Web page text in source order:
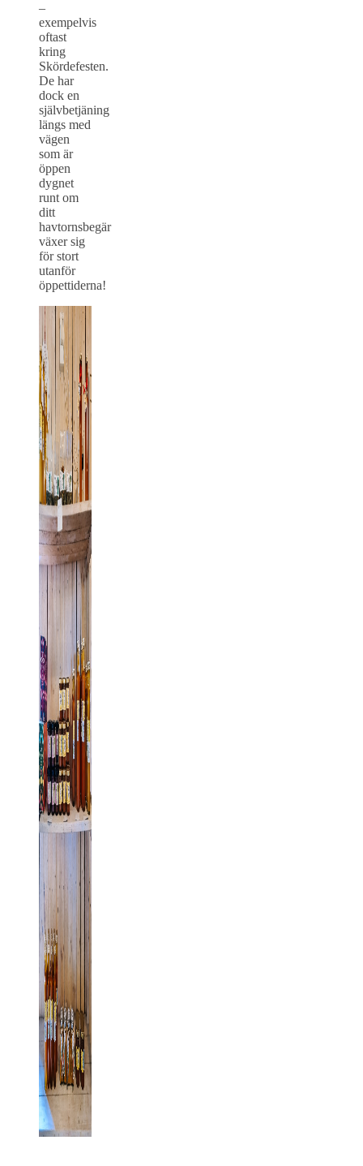
–
exempelvis
oftast
kring
Skördefesten.
De har
dock en
självbetjäning
längs med
vägen
som är
öppen
dygnet
runt om
ditt
havtornsbegär
växer sig
för stort
utanför
öppettiderna!